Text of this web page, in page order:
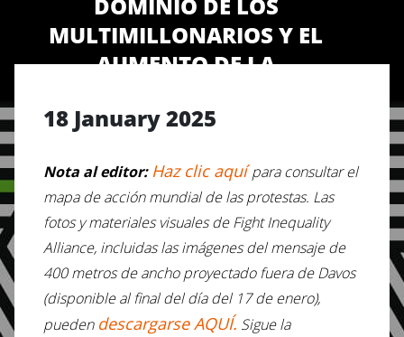
MULTIMILLONARIOS Y EL
AUMENTO DE LA
DAVOS
18 January 2025
Nota al editor: Haz clic aquípara consultar el
mapa de acción mundial de las protestas. Las
fotos y materiales visuales de Fight Inequality
Alliance, incluidas las imágenes del mensaje de
400 metros de ancho proyectado fuera de Davos
(disponible al final del día del 17 de enero),
pueden descargarse AQUÍ. Sigue la